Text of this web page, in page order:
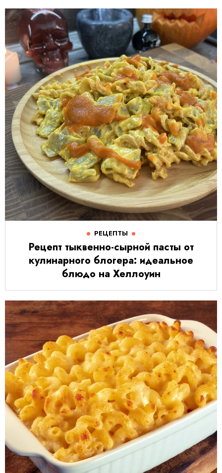
РЕЦЕПТЫ
Рецепт тыквенно-сырной пасты от
кулинарного блогера: идеальное
блюдо на Хеллоуин